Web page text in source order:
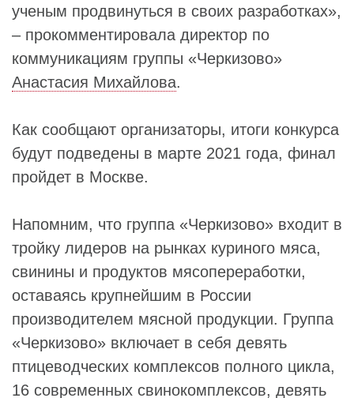
ученым продвинуться в своих разработках»,
– прокомментировала директор по
коммуникациям группы «Черкизово»
Анастасия Михайлова.
Как сообщают организаторы, итоги конкурса
будут подведены в марте 2021 года, финал
пройдет в Москве.
Напомним, что группа «Черкизово» входит в
тройку лидеров на рынках куриного мяса,
свинины и продуктов мясопереработки,
оставаясь крупнейшим в России
производителем мясной продукции. Группа
«Черкизово» включает в себя девять
птицеводческих комплексов полного цикла,
16 современных свинокомплексов, девять